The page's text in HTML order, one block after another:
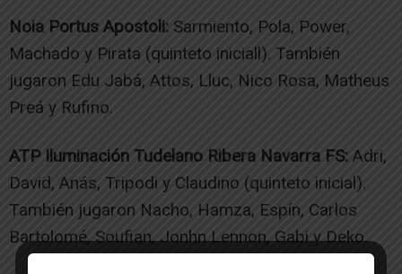
Noia Portus Apostoli: Sarmiento, Pola, Power,
Machado y Pirata (quinteto iniciall). También
jugaron Edu Jabá, Attos, Lluc, Nico Rosa, Matheus
Preá y Rufino.
ATP Iluminación Tudelano Ribera Navarra FS: Adri,
David, Anás, Tripodi y Claudino (quinteto inicial).
También jugaron Nacho, Hamza, Espín, Carlos
Bartolomé, Soufian, Jonhn Lennon, Gabi y Deko.